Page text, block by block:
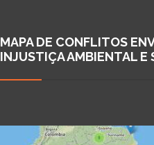
MAPA DE CONFLITOS
INJUSTIÇA AMBIENTAL E